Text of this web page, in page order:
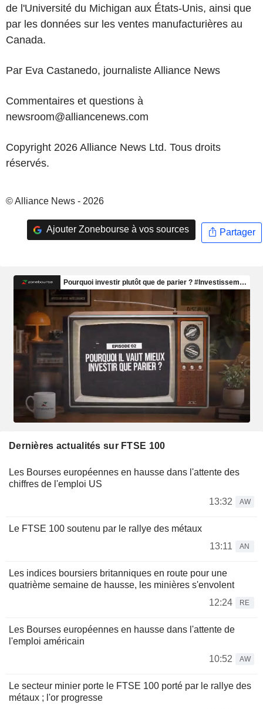
de l'Université du Michigan aux États-Unis, ainsi que
par les données sur les ventes manufacturières au
Canada.
Par Eva Castanedo, journaliste Alliance News
Commentaires et questions à
newsroom@alliancenews.com
Copyright 2026 Alliance News Ltd. Tous droits
réservés.
© Alliance News - 2026
Ajouter Zonebourse à vos sources Partager
Dernières actualités sur FTSE 100
Les Bourses européennes en hausse dans l'attente des
chiffres de l'emploi US
13:32
AW
Le FTSE 100 soutenu par le rallye des métaux
13:11
AN
Les indices boursiers britanniques en route pour une
quatrième semaine de hausse, les minières s'envolent
12:24
RE
Les Bourses européennes en hausse dans l'attente de
l'emploi américain
10:52
AW
Le secteur minier porte le FTSE 100 porté par le rallye des
métaux ; l'or progresse